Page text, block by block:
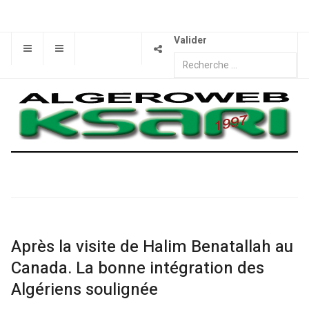
Valider
Après la visite de Halim Benatallah au
Canada. La bonne intégration des
Algériens soulignée